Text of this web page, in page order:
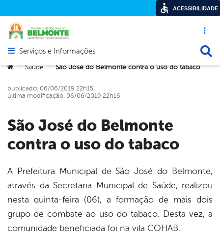
Acesso
Abrir menu principal de navegação
Serviços e Informações
Você está aqui:
> Saúde > São José do Belmonte contra o uso do tabaco
São José do Belmonte
contra o uso do tabaco
publicado: 06/06/2019 22h15,
última modificação: 06/06/2019 22h16
A Prefeitura Municipal de São José do Belmonte,
através da Secretaria Municipal de Saúde, realizou
nesta quinta-feira (06), a formação de mais dois
grupo de combate ao uso do tabaco. Desta vez, a
comunidade beneficiada foi na vila COHAB.
ACESSIBILIDADE